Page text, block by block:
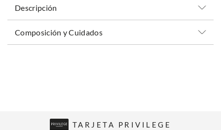
Descripción
Composición y Cuidados
TARJETA PRIVILEGE